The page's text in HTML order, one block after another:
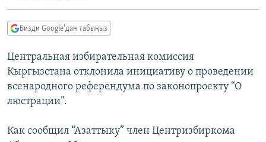
БҮГҮН АЗАТТЫКТА
ЭКСПЕРТТЕР ТАЛДАЙТ
БИЗ ЖАНА ДҮЙНӨ
ДАНИСТЕ
ПОДКАСТ
ӨЗГӨЧӨ ПИКИР
Русский
Бизди Google'дан табыңыз
Центральная избирательная комиссия
Кыргызстана отклонила инициативу о проведении
всенародного референдума по законопроекту “О
люстрации”.
Как сообщил “Азаттыку” член Центризбиркома